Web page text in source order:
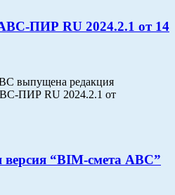
ПИР RU 2024.2.1 от 14
выпущена редакция
ПИР RU 2024.2.1 от
версия “BIM-смета АВС”